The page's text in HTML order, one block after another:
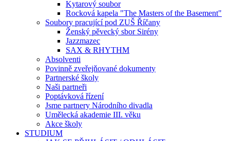
Kytarový soubor
Rocková kapela "The Masters of the Basement"
Soubory pracující pod ZUŠ Říčany
Ženský pěvecký sbor Sirény
Jazzmazec
SAX & RHYTHM
Absolventi
Povinně zveřejňované dokumenty
Partnerské školy
Naši partneři
Poptávková řízení
Jsme partnery Národního divadla
Umělecká akademie III. věku
Akce školy
STUDIUM